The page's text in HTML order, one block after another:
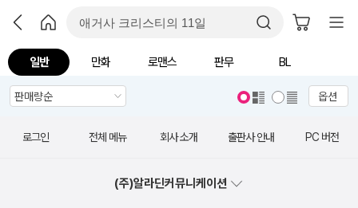
일반 만화 로맨스 판무 BL
옵션
로그인 전체 메뉴 회사 소개 출판사 안내 PC 버전
(주)알라딘커뮤니케이션